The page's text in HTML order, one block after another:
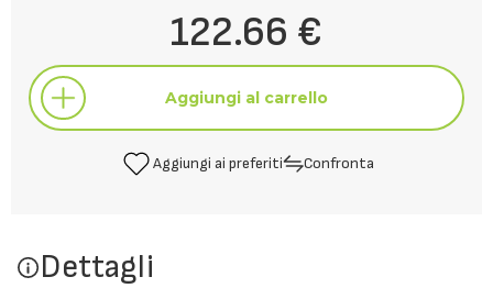
122.66 €
Aggiungi al carrello
Aggiungi ai preferiti Confronta
Dettagli